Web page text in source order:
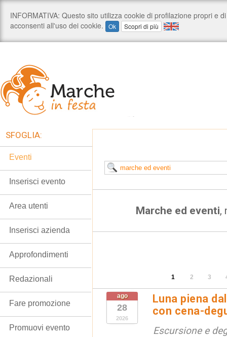
Marche ed eventi,
1 2 3
ago
28
2026
Luna piena
con cena-
Escursione e
SFOGLIA:
Eventi
Inserisci evento
Area utenti
Inserisci azienda
Approfondimenti
Redazionali
Fare promozione
Promuovi evento